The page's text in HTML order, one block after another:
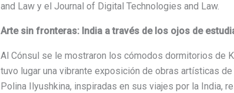
and Law y el Journal of Digital Technologies and Law.
Arte sin fronteras: India a través de los ojos de
Al Cónsul se le mostraron los cómodos dormitorios de
tuvo lugar una vibrante exposición de obras artísticas
Polina Ilyushkina, inspiradas en sus viajes por la India,